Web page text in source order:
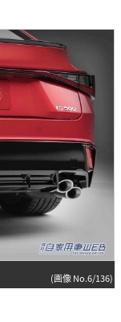
(画像 No.6/136)